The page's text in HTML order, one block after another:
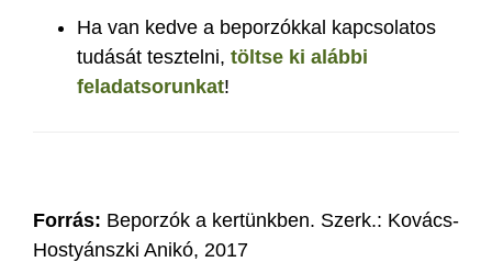
Ha van kedve a beporzókkal kapcsolatos
tudását tesztelni, töltse ki alábbi
feladatsorunkat!
Forrás: Beporzók a kertünkben. Szerk.: Kovács-
Hostyánszki Anikó, 2017